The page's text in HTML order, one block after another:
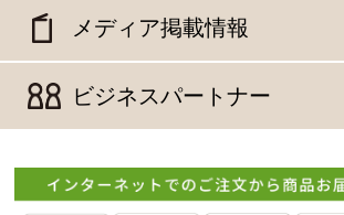
メディア掲載情報
ビジネスパートナー